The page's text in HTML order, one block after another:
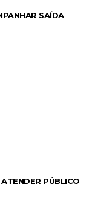
SAÍDA
PÚBLICO